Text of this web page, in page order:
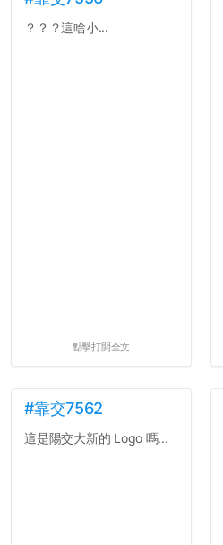
？？？這啥小...
點擊打開全文
#靠交7562
這是陽交大新的 Logo 嗎...